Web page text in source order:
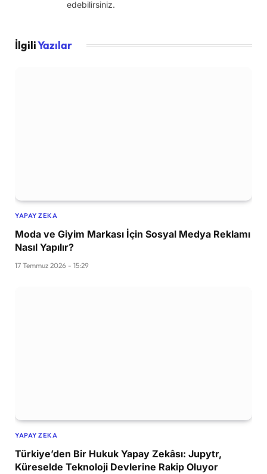
edebilirsiniz.
İlgiliYazılar
YAPAY ZEKA
Moda ve Giyim Markası İçin Sosyal Medya Reklamı
Nasıl Yapılır?
17 Temmuz 2026 - 15:29
YAPAY ZEKA
Türkiye’den Bir Hukuk Yapay Zekâsı: Jupytr,
Küreselde Teknoloji Devlerine Rakip Oluyor